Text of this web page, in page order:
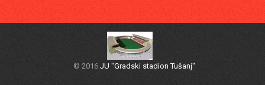
© 2016 JU "Gradski stadion Tušanj"